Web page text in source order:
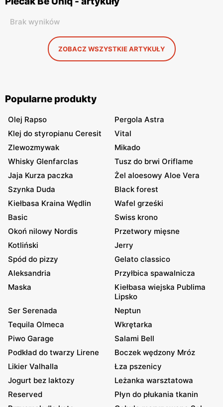
Brak wyników
ZOBACZ WSZYSTKIE ARTYKUŁY
Popularne produkty
Olej Rapso
Pergola Astra
Klej do styropianu Ceresit
Vital
Zlewozmywak
Mikado
Whisky Glenfarclas
Tusz do brwi Oriflame
Jaja Kurza paczka
Żel aloesowy Aloe Vera
Szynka Duda
Black forest
Kiełbasa Kraina Wędlin
Wafel grześki
Basic
Swiss krono
Okoń nilowy Nordis
Przetwory mięsne
Kotliński
Jerry
Spód do pizzy
Gelato classico
Aleksandria
Przyłbica spawalnicza
Maska
Kiełbasa wiejska Publima
Lipsko
Ser Serenada
Neptun
Tequila Olmeca
Wkrętarka
Piwo Garage
Salami Bell
Podkład do twarzy Lirene
Boczek wędzony Mróz
Likier Valhalla
Łza pszenicy
Jogurt bez laktozy
Leżanka warsztatowa
Reserved
Płyn do płukania tkanin